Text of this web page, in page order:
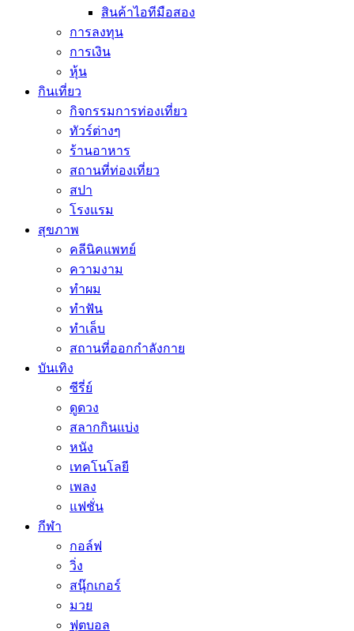
สินค้าไอทีมือสอง
การลงทุน
การเงิน
หุ้น
กินเที่ยว
กิจกรรมการท่องเที่ยว
ทัวร์ต่างๆ
ร้านอาหาร
สถานที่ท่องเที่ยว
สปา
โรงแรม
สุขภาพ
คลีนิคแพทย์
ความงาม
ทำผม
ทำฟัน
ทำเล็บ
สถานที่ออกกำลังกาย
บันเทิง
ซีรี่ย์
ดูดวง
สลากกินแบ่ง
หนัง
เทคโนโลยี
เพลง
แฟชั่น
กีฬา
กอล์ฟ
วิ่ง
สนุ๊กเกอร์
มวย
ฟุตบอล